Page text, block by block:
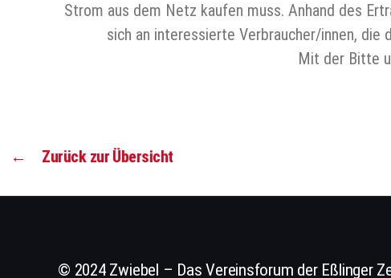
Strom aus dem Netz kaufen muss. Anhand des
sich an interessierte Verbraucher/innen, die
Mit der Bitte
← Zurück zur Übersicht
© 2024 Zwiebel – Das Vereinsforum der Eßlinger